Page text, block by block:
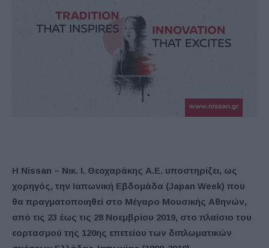
H Nissan – Νικ. Ι. Θεοχαράκης Α.Ε. υποστηρίζει, ως
χορηγός, την Ιαπωνική Εβδομάδα (Japan Week) που
θα πραγματοποιηθεί στο Μέγαρο Μουσικής Αθηνών,
από τις 23 έως τις 28 Νοεμβρίου 2019, στο πλαίσιο του
εορτασμού της 120ης επετείου των διπλωματικών